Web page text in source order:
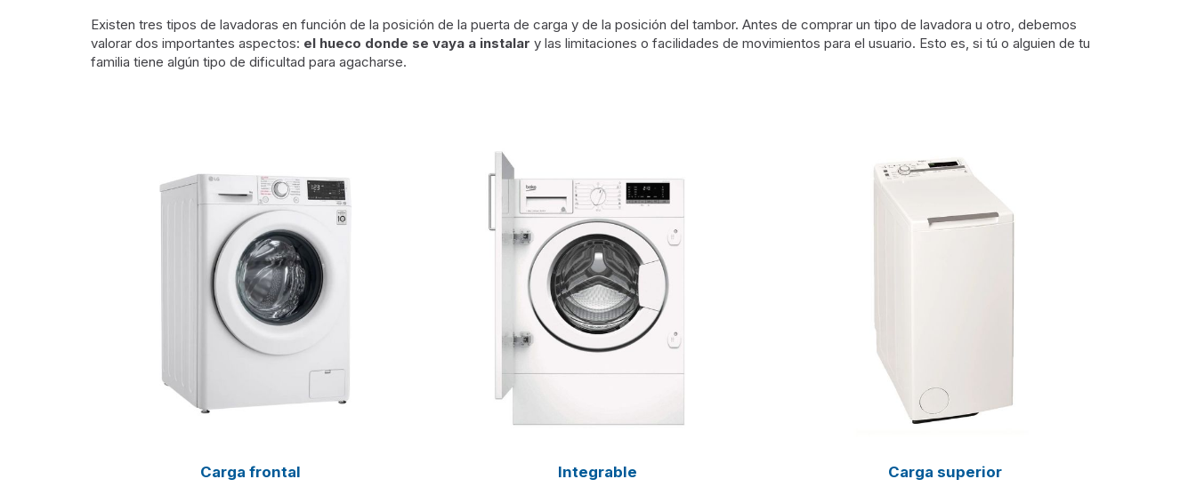
Existen tres tipos de lavadoras en función de la posición de la puerta de carga y de la posición del tambor. Antes de comprar un tipo de lavadora u otro, debemos
valorar dos importantes aspectos: el hueco donde se vaya a instalar y las limitaciones o facilidades de movimientos para el usuario. Esto es, si tú o alguien de tu
familia tiene algún tipo de dificultad para agacharse.
Carga frontal Integrable Carga superior